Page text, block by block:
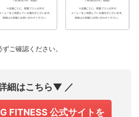
ご確認ください。
細はこちら▼ ／
FITNESS 公式サイトを